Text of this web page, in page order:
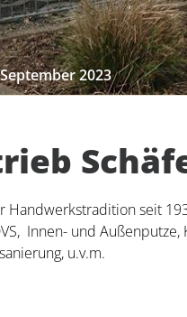
2023
seit
Innen- und
u.v.m.